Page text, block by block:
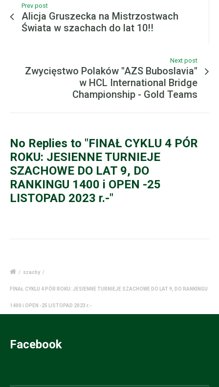
Prev post
Alicja Gruszecka na Mistrzostwach
Świata w szachach do lat 10!!
Next post
Zwycięstwo Polaków "AZS Buboslavia"
w HCL International Bridge
Championship - Gold Teams
No Replies to "FINAŁ CYKLU 4 PÓR
ROKU: JESIENNE TURNIEJE
SZACHOWE DO LAT 9, DO
RANKINGU 1400 i OPEN -25
LISTOPAD 2023 r.-"
/ szachy /
FINAŁ CYKLU 4 PÓR ROKU: JESIENNE TURNIEJE SZACHOWE DO LAT 9, DO RANKINGU
1400 i OPEN -25 LISTOPAD 2023 r.-
Facebook